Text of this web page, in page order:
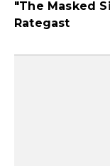
"The Masked
Rategast